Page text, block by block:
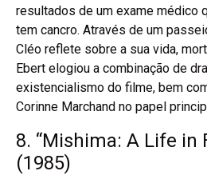
resultados de um exame médico
tem cancro. Através de um
Cléo reflete sobre a sua vida,
Ebert elogiou a combinação de
existencialismo do filme, bem
Corinne Marchand no papel
8. “Mishima: A Life in
(1985)